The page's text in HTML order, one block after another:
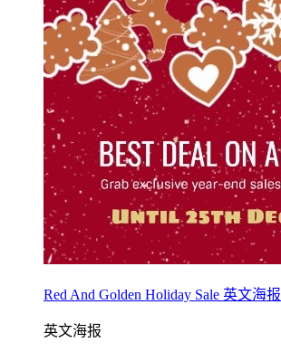
Red And Golden Holiday Sale 英文海报
英文海报